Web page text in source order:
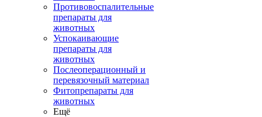
Противовоспалительные
препараты для
животных
Успокаивающие
препараты для
животных
Послеоперационный и
перевязочный материал
Фитопрепараты для
животных
Ещё